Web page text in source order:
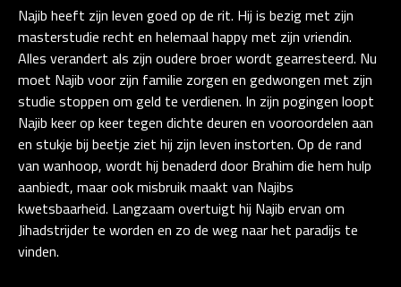
Najib heeft zijn leven goed op de rit. Hij is bezig met zijn
masterstudie recht en helemaal happy met zijn vriendin.
Alles verandert als zijn oudere broer wordt gearresteerd. Nu
moet Najib voor zijn familie zorgen en gedwongen met zijn
studie stoppen om geld te verdienen. In zijn pogingen loopt
Najib keer op keer tegen dichte deuren en vooroordelen aan
en stukje bij beetje ziet hij zijn leven instorten. Op de rand
van wanhoop, wordt hij benaderd door Brahim die hem hulp
aanbiedt, maar ook misbruik maakt van Najibs
kwetsbaarheid. Langzaam overtuigt hij Najib ervan om
Jihadstrijder te worden en zo de weg naar het paradijs te
vinden.